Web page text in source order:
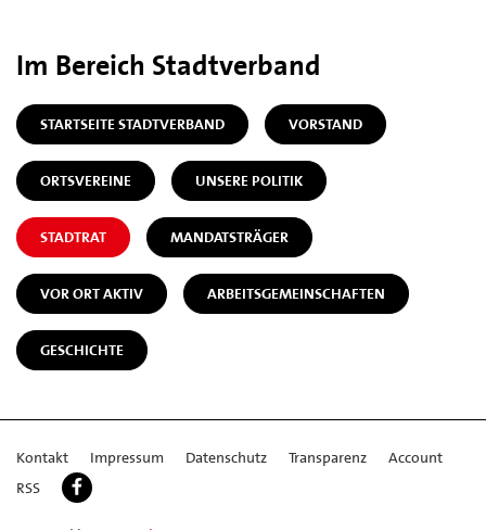
Im Bereich Stadtverband
STARTSEITE STADTVERBAND VORSTAND
ORTSVEREINE UNSERE POLITIK
STADTRAT MANDATSTRÄGER
VOR ORT AKTIV ARBEITSGEMEINSCHAFTEN
GESCHICHTE
Kontakt Impressum Datenschutz Transparenz
Account
RSS